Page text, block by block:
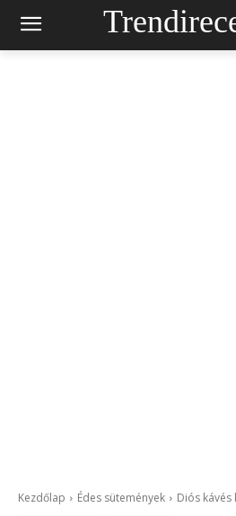
Kezdőlap Édes sütemények Diós kávés